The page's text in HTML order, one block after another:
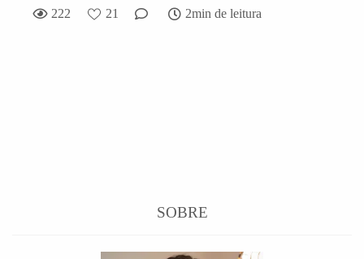
222 21 2min de leitura
SOBRE